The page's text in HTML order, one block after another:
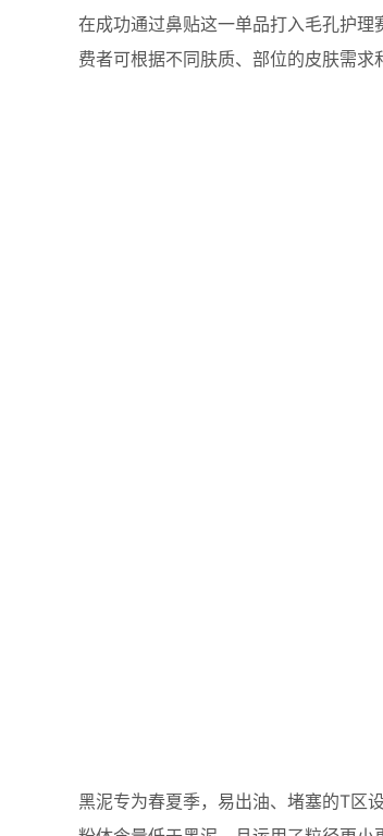
在成功通过鼻贴这一单品打入毛孔护
费者可根据不同肤质、部位的皮肤需求
黑泥专为春夏季，易出油、堵塞的T区